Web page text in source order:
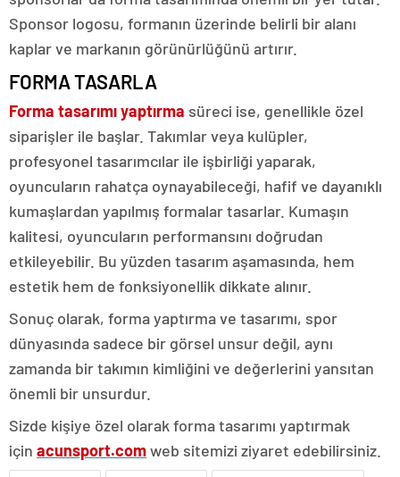
Sponsor logosu, formanın üzerinde belirli bir alanı
kaplar ve markanın görünürlüğünü artırır.
FORMA TASARLA
Forma tasarımı yaptırma süreci ise, genellikle özel
siparişler ile başlar. Takımlar veya kulüpler,
profesyonel tasarımcılar ile işbirliği yaparak,
oyuncuların rahatça oynayabileceği, hafif ve dayanıklı
kumaşlardan yapılmış formalar tasarlar. Kumaşın
kalitesi, oyuncuların performansını doğrudan
etkileyebilir. Bu yüzden tasarım aşamasında, hem
estetik hem de fonksiyonellik dikkate alınır.
Sonuç olarak, forma yaptırma ve tasarımı, spor
dünyasında sadece bir görsel unsur değil, aynı
zamanda bir takımın kimliğini ve değerlerini yansıtan
önemli bir unsurdur.
Sizde kişiye özel olarak forma tasarımı yaptırmak
için acunsport.comweb sitemizi ziyaret edebilirsiniz.